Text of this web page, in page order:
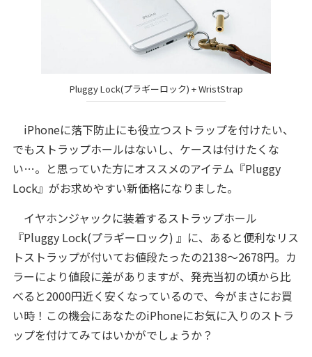
Pluggy Lock(プラギーロック) + WristStrap
iPhoneに落下防止にも役立つストラップを付けたい、
でもストラップホールはないし、ケースは付けたくな
い…。と思っていた方にオススメのアイテム『Pluggy
Lock』がお求めやすい新価格になりました。
イヤホンジャックに装着するストラップホール
『Pluggy Lock(プラギーロック) 』に、あると便利なリス
トストラップが付いてお値段たったの2138～2678円。カ
ラーにより値段に差がありますが、発売当初の頃から比
べると2000円近く安くなっているので、今がまさにお買
い時！この機会にあなたのiPhoneにお気に入りのストラ
ップを付けてみてはいかがでしょうか？